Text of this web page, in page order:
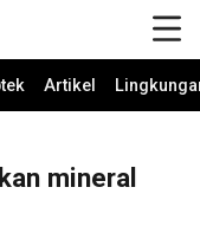
Artikel
mineral